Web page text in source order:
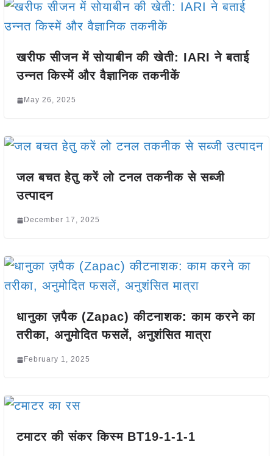
खरीफ सीजन में सोयाबीन की खेती: IARI ने बताई
उन्नत किस्में और वैज्ञानिक तकनीकें
May 26, 2025
जल बचत हेतु करें लो टनल तकनीक से सब्जी
उत्पादन
December 17, 2025
धानुका ज़पैक (Zapac) कीटनाशक: काम करने का
तरीका, अनुमोदित फसलें, अनुशंसित मात्रा
February 1, 2025
टमाटर की संकर किस्म BT19-1-1-1